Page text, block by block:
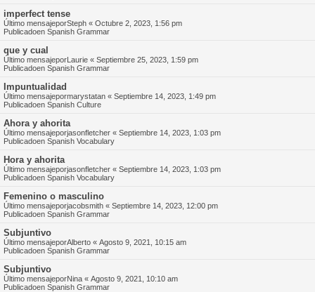
imperfect tense
Último mensajeporSteph « Octubre 2, 2023, 1:56 pm
Publicadoen Spanish Grammar
que y cual
Último mensajeporLaurie « Septiembre 25, 2023, 1:59 pm
Publicadoen Spanish Grammar
Impuntualidad
Último mensajepormarystatan « Septiembre 14, 2023, 1:49 pm
Publicadoen Spanish Culture
Ahora y ahorita
Último mensajeporjasonfletcher « Septiembre 14, 2023, 1:03 pm
Publicadoen Spanish Vocabulary
Hora y ahorita
Último mensajeporjasonfletcher « Septiembre 14, 2023, 1:03 pm
Publicadoen Spanish Vocabulary
Femenino o masculino
Último mensajeporjacobsmith « Septiembre 14, 2023, 12:00 pm
Publicadoen Spanish Grammar
Subjuntivo
Último mensajeporAlberto « Agosto 9, 2021, 10:15 am
Publicadoen Spanish Grammar
Subjuntivo
Último mensajeporNina « Agosto 9, 2021, 10:10 am
Publicadoen Spanish Grammar